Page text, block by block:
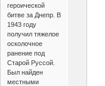
героической
битве за Днепр. В
1943 году
получил тяжелое
осколочное
ранение под
Старой Руссой.
Был найден
местными